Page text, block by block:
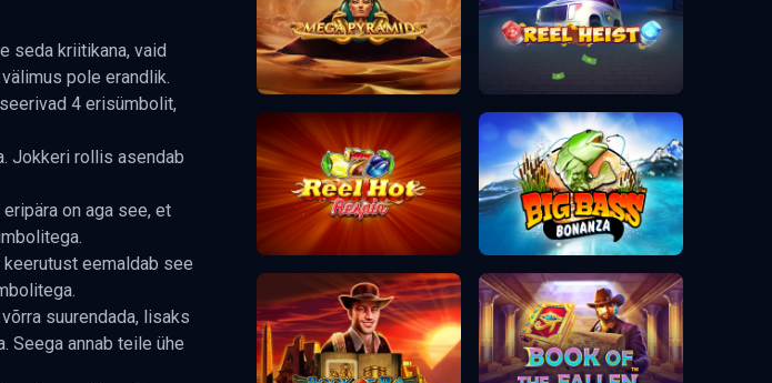
seda kriitikana, vaid
pole erandlik.
4 erisümbolit,
Jokkeri rollis asendab
on aga see, et
eemaldab see
suurendada, lisaks
Seega annab teile ühe